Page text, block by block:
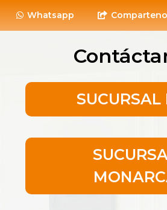
Whatsapp
SUCURSAL